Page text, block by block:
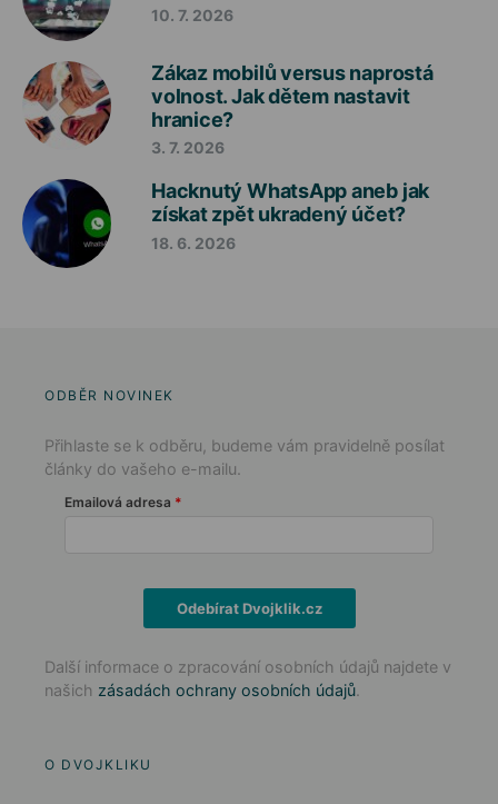
10. 7. 2026
Zákaz mobilů versus naprostá
volnost. Jak dětem nastavit
hranice?
3. 7. 2026
Hacknutý WhatsApp aneb jak
získat zpět ukradený účet?
18. 6. 2026
ODBĚR NOVINEK
Přihlaste se k odběru, budeme vám pravidelně posílat
články do vašeho e-mailu.
Emailová adresa
Odebírat Dvojklik.cz
Další informace o zpracování osobních údajů najdete v
našich zásadách ochrany osobních údajů.
O DVOJKLIKU